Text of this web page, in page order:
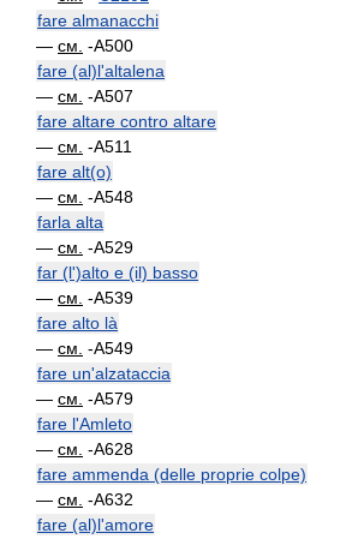
fare almanacchi
— см. -A500
fare (al)l'altalena
— см. -A507
fare altare contro altare
— см. -A511
fare alt(o)
— см. -A548
farla alta
— см. -A529
far (l')alto e (il) basso
— см. -A539
fare alto là
— см. -A549
fare un'alzataccia
— см. -A579
fare l'Amleto
— см. -A628
fare ammenda (delle proprie colpe)
— см. -A632
fare (al)l'amore